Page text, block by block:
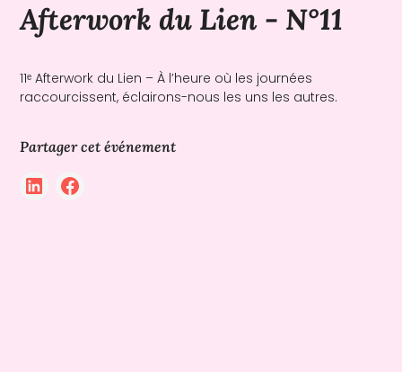
Afterwork du Lien - N°11
11ᵉ Afterwork du Lien – À l’heure où les journées
raccourcissent, éclairons-nous les uns les autres.
Partager cet événement